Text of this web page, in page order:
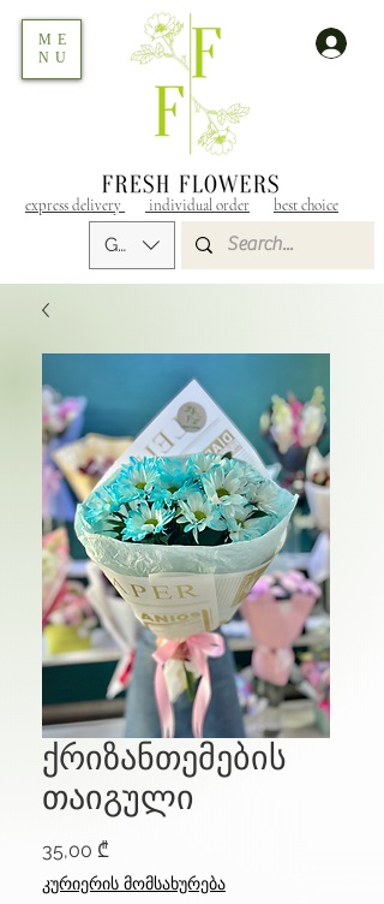
GEL (GEL)
express delivery individual order best choice
ME
NU
ქრიზანთემების
თაიგული
35,00 ₾
კურიერის მომსახურება